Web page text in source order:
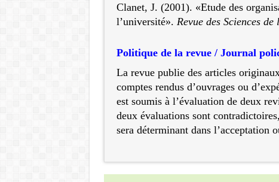
Clanet, J. (2001). «Etude des
l’université». Revue des Sciences de
Politique de la revue / Journal
La revue publie des articles
comptes rendus d’ouvrages ou
est soumis à l’évaluation de deux
deux évaluations sont
sera déterminant dans l’acceptation